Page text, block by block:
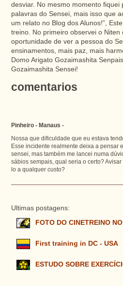
desviar. No mesmo momento fiquei
palavras do Sensei, mais isso que
um relato no Blog dos Alunos!”,
treino. No primeiro observei o Niten
oportunidade de ver a pessoa do
ensinamentos, mais paz, mais
Domo Arigato Gozaimashita
Gozaimashita Sensei!
comentarios
Pinheiro - Manaus -
Nossa que dificuldade que eu estava
Esse incidente realmente deixa a pensar
sensei, mas também me lancei numa
sábios sempais, qual seria o certo?
lo a qualquer custo?
Ultimas postagens:
FOTO DO CINETREINO
First training in DC - USA
ESTUDO SOBRE